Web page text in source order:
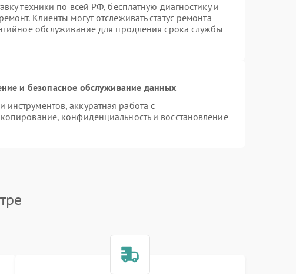
техники по всей РФ, бесплатную диагностику и
Клиенты могут отслеживать статус ремонта
обслуживание для продления срока службы
и безопасное обслуживание данных
аккуратная работа с
конфиденциальность и восстановление